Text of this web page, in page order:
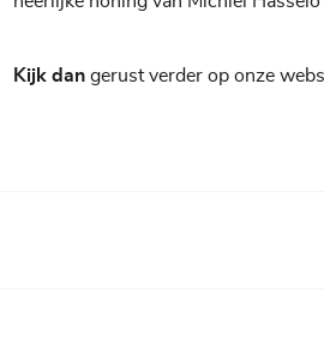
Kijk dan gerust verder op onze